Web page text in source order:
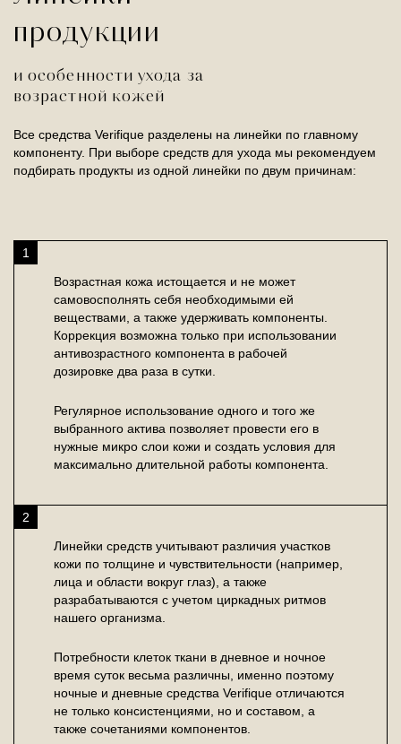
продукции
и особенности ухода за
возрастной кожей
Все средства Verifique разделены на линейки по главному
компоненту. При выборе средств для ухода мы рекомендуем
подбирать продукты из одной линейки по двум причинам:
1
Возрастная кожа истощается и не может
самовосполнять себя необходимыми ей
веществами, а также удерживать компоненты.
Коррекция возможна только при использовании
антивозрастного компонента в рабочей
дозировке два раза в сутки.
Регулярное использование одного и того же
выбранного актива позволяет провести его в
нужные микро слои кожи и создать условия для
максимально длительной работы компонента.
2
Линейки средств учитывают различия участков
кожи по толщине и чувствительности (например,
лица и области вокруг глаз), а также
разрабатываются с учетом циркадных ритмов
нашего организма.
Потребности клеток ткани в дневное и ночное
время суток весьма различны, именно поэтому
ночные и дневные средства Verifique отличаются
не только консистенциями, но и составом, а
также сочетаниями компонентов.